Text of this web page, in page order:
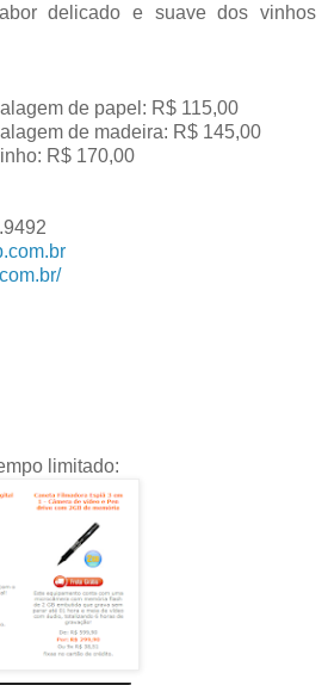
delicado e suave dos vinhos
de papel: R$ 115,00
de madeira: R$ 145,00
R$ 170,00
limitado: